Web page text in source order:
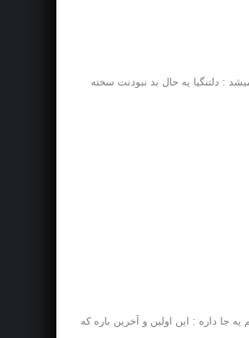
: دلتنگیا یه حال بد نبودنت سخته
جا داره : این اولین و آخرین باره که